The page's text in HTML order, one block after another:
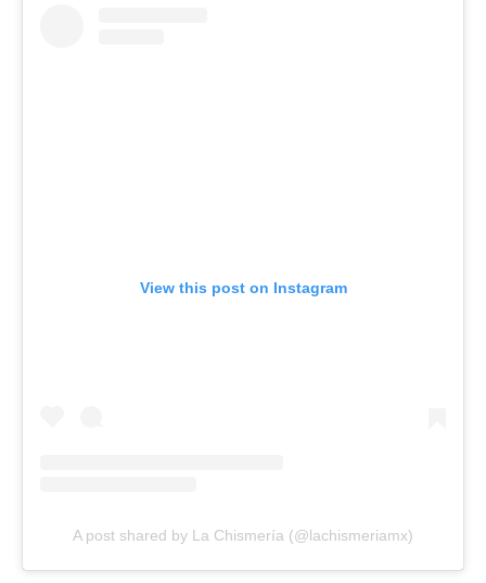
View this post on Instagram
A post shared by La Chismería (@lachismeriamx)